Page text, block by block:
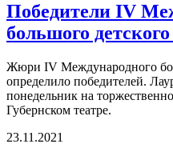
Победители IV
большого
Жюри IV Международного
определило победителей.
понедельник на
Губернском театре.
23.11.2021